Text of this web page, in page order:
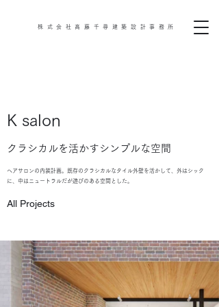
株式会社高藤千尋建築設計事務所
K salon
クラシカルを活かすシンプルな空間
​ヘアサロンの内装計画。既存のクラシカルなタイル外壁を活かして、外はシック
に、中はニュートラルだが遊びのある空間とした。
All Projects